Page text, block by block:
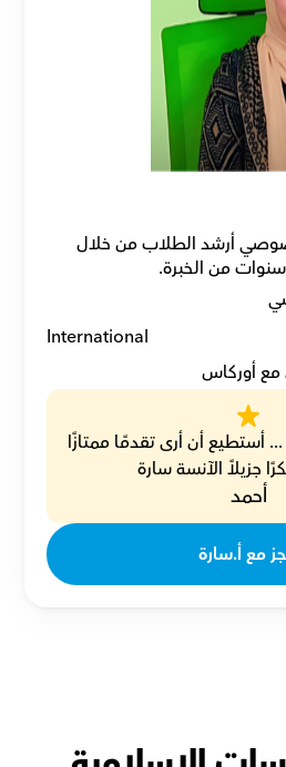
من الخبرة.
International
أوركاس
جزيلاً الآنسة سارة
أحمد
مع أ.سارة